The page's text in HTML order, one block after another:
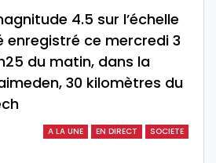
4.5 sur l’échelle
enregistré ce mercredi 3
du matin, dans la
30 kilomètres du
A LA UNE EN DIRECT SOCIETE